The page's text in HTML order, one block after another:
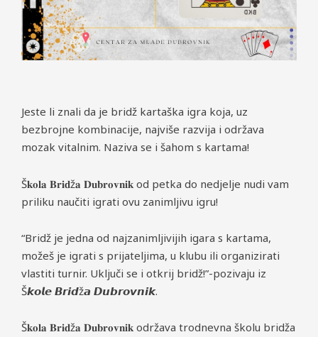
Jeste li znali da je bridž kartaška igra koja, uz
bezbrojne kombinacije, najviše razvija i održava
mozak vitalnim. Naziva se i šahom s kartama!
Š𝐤𝐨𝐥𝐚 𝐁𝐫𝐢𝐝ž𝐚 𝐃𝐮𝐛𝐫𝐨𝐯𝐧𝐢𝐤 od petka do nedjelje nudi vam
priliku naučiti igrati ovu zanimljivu igru!
“Bridž je jedna od najzanimljivijih igara s kartama,
možeš je igrati s prijateljima, u klubu ili organizirati
vlastiti turnir. Uključi se i otkrij bridž!”-pozivaju iz
Š𝙠𝙤𝙡𝙚 𝘽𝙧𝙞𝙙ž𝙖 𝘿𝙪𝙗𝙧𝙤𝙫𝙣𝙞𝙠.
Š𝐤𝐨𝐥𝐚 𝐁𝐫𝐢𝐝ž𝐚 𝐃𝐮𝐛𝐫𝐨𝐯𝐧𝐢𝐤 održava trodnevna školu bridža